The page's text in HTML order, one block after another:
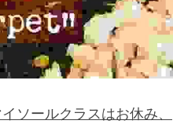
ソールクラスはお休み、